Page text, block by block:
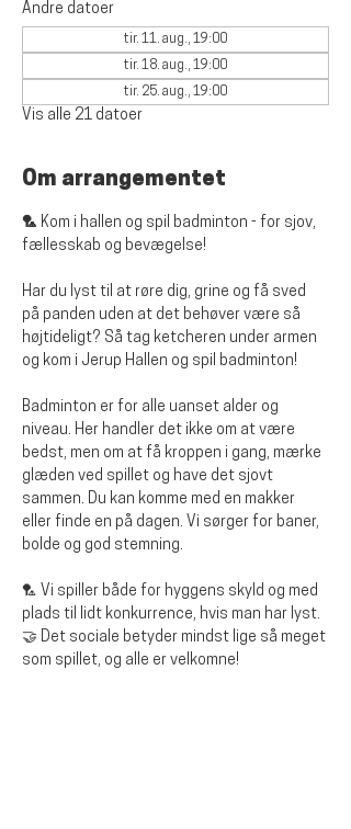
Andre datoer
tir. 11. aug., 19:00
tir. 18. aug., 19:00
tir. 25. aug., 19:00
Vis alle 21 datoer
Om arrangementet
🏸 Kom i hallen og spil badminton - for sjov,
fællesskab og bevægelse!
Har du lyst til at røre dig, grine og få sved
på panden uden at det behøver være så
højtideligt? Så tag ketcheren under armen
og kom i Jerup Hallen og spil badminton!
Badminton er for alle uanset alder og
niveau. Her handler det ikke om at være
bedst, men om at få kroppen i gang, mærke
glæden ved spillet og have det sjovt
sammen. Du kan komme med en makker
eller finde en på dagen. Vi sørger for baner,
bolde og god stemning.
🏸 Vi spiller både for hyggens skyld og med
plads til lidt konkurrence, hvis man har lyst.
🤝 Det sociale betyder mindst lige så meget
som spillet, og alle er velkomne!